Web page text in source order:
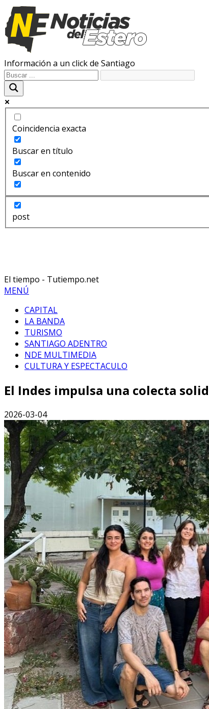
Información a un click de Santiago
Coincidencia exacta
Buscar en título
Buscar en contenido
post
El tiempo - Tutiempo.net
MENÚ
CAPITAL
LA BANDA
TURISMO
SANTIAGO ADENTRO
NDE MULTIMEDIA
CULTURA Y ESPECTACULO
El Indes impulsa una colecta
2026-03-04